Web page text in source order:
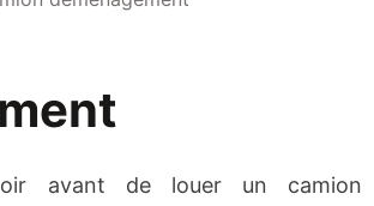
avant de louer un camion